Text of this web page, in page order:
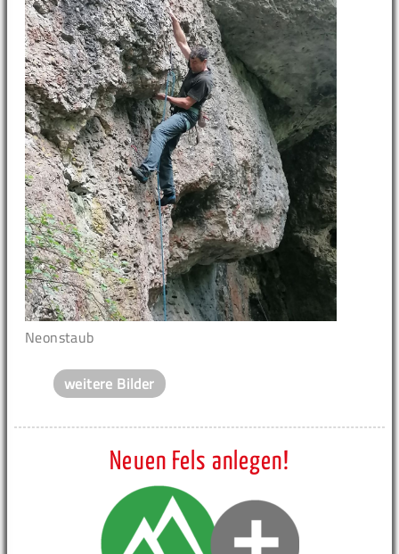
Neonstaub
weitere Bilder
Neuen Fels anlegen!